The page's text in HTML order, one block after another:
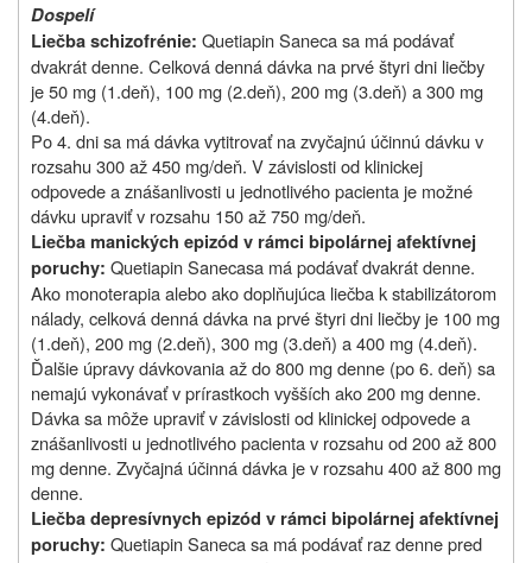
Dospelí
Liečba schizofrénie: Quetiapin Saneca sa má podávať
dvakrát denne. Celková denná dávka na prvé štyri dni liečby
je 50 mg (1.deň), 100 mg (2.deň), 200 mg (3.deň) a 300 mg
(4.deň).
Po 4. dni sa má dávka vytitrovať na zvyčajnú účinnú dávku v
rozsahu 300 až 450 mg/deň. V závislosti od klinickej
odpovede a znášanlivosti u jednotlivého pacienta je možné
dávku upraviť v rozsahu 150 až 750 mg/deň.
Liečba manických epizód v rámci bipolárnej afektívnej
poruchy: QuetiapinSanecasa má podávať dvakrát denne.
Ako monoterapia alebo ako doplňujúca liečba k stabilizátorom
nálady, celková denná dávka na prvé štyri dni liečby je 100 mg
(1.deň), 200 mg (2.deň), 300 mg (3.deň) a 400 mg (4.deň).
Ďalšie úpravy dávkovania až do 800 mg denne (po 6. deň) sa
nemajú vykonávať v prírastkoch vyšších ako 200 mg denne.
Dávka sa môže upraviť v závislosti od klinickej odpovede a
znášanlivosti u jednotlivého pacienta v rozsahu od 200 až 800
mg denne. Zvyčajná účinná dávka je v rozsahu 400 až 800 mg
denne.
Liečba depresívnych epizód v rámci bipolárnej afektívnej
poruchy: Quetiapin Saneca sa má podávať raz denne pred